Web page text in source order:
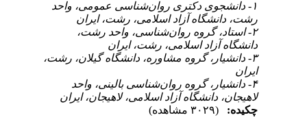
۱- دانشجوی دکتری روان‌شناسی عمومی، واحد
رشت، دانشگاه آزاد اسلامی، رشت، ایران
۲- استاد، گروه روان‌شناسی، واحد رشت،
دانشگاه آزاد اسلامی، رشت، ایران
۳- دانشیار، گروه مشاوره، دانشگاه گیلان، رشت،
ایران
۴- دانشیار، گروه روان‌شناسی بالینی، واحد
لاهیجان، دانشگاه آزاد اسلامی، لاهیجان، ایران
چکیده: